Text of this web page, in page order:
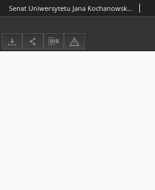
Senat Uniwersytetu Jana Kochanowskiego w Kielcach na wniosek Rady Wydziału Humanistycznego, uchwałą z 26 listopada 2015 roku nadał tytuł Doktora Honoris Causa prof. zw. dr. hab. Tomaszowi Schrammowi : wybitnemu historykowi XIX i XX wieku, popularyzatorowi wiedzy historycznej, propagatorowi kultury i nauki francuskiej w Polsce